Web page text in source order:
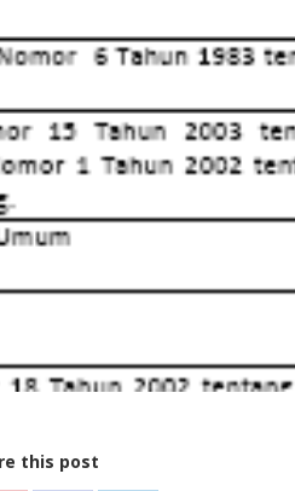
this post